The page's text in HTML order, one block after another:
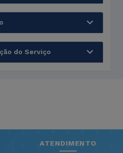
do Serviço
ATENDIMENTO